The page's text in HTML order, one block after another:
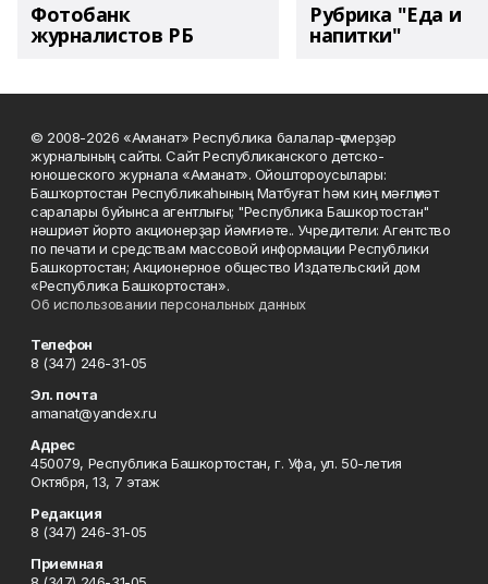
Фотобанк
журналистов РБ
Рубрика "Еда и
напитки"
© 2008-2026 «Аманат» Республика балалар-үҫмерҙәр
журналының сайты. Сайт Республиканского детско-
юношеского журнала «Аманат». Ойоштороусылары:
Башҡортостан Республикаһының Матбуғат һәм киң мәғлүмәт
саралары буйынса агентлығы; "Республика Башкортостан"
нәшриәт йорто акционерҙар йәмғиәте.. Учредители: Агентство
по печати и средствам массовой информации Республики
Башкортостан; Акционерное общество Издательский дом
«Республика Башкортостан».
Об использовании персональных данных
Телефон
8 (347) 246-31-05
Эл. почта
amanat@yandex.ru
Адрес
450079, Республика Башкортостан, г. Уфа, ул. 50-летия
Октября, 13, 7 этаж
Редакция
8 (347) 246-31-05
Приемная